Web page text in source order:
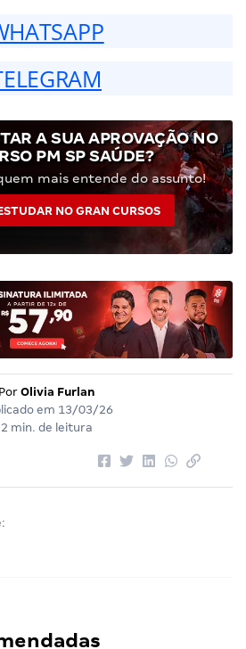
A SUA APROVAÇÃO NO
PM SP SAÚDE?
mais entende do assunto!
NO GRAN CURSOS
Por Olivia Furlan
em 13/03/26
2 min. de leitura